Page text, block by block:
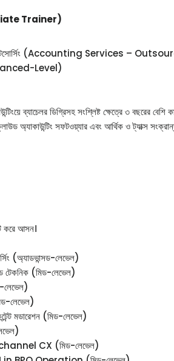
Trainer)
– আউটসোর্সিং (Accounting Services –
Level)
ব্যাচেলর ডিগ্রিসহ সংশ্লিষ্ট ক্ষেত্রে ৩ বছরের বেশি
অ্যাকাউন্টিং সফটওয়্যার এবং আর্থিক ও ট্যাক্স
করে আসন।
(অ্যাডভান্সড-লেভেল)
টেকনিক (মিড-লেভেল)
লেভেল)
লেভেল)
মডারেশন (মিড-লেভেল)
CX (মিড-লেভেল)